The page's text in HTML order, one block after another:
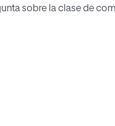
sobre la clase de
y el valor
tres áreas principales
y reflexivas. Y se